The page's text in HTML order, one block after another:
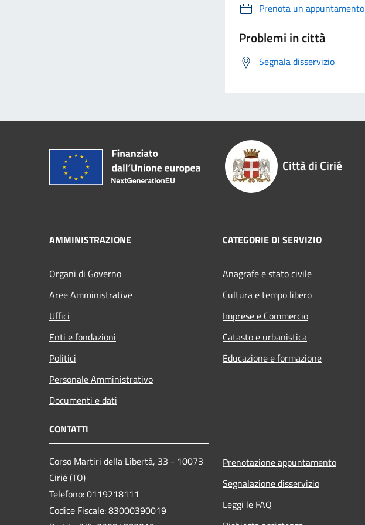
Prenota un appuntamento
Problemi in città
Segnala disservizio
Città di Cirié
AMMINISTRAZIONE
Organi di Governo
Aree Amministrative
Uffici
Enti e fondazioni
Politici
Personale Amministrativo
Documenti e dati
CATEGORIE DI SERVIZIO
Anagrafe e stato civile
Cultura e tempo libero
Imprese e Commercio
Catasto e urbanistica
Educazione e formazione
CONTATTI
Corso Martiri della Libertà, 33 - 10073
Cirié (TO)
Telefono: 0119218111
Codice Fiscale: 83000390019
Prenotazione appuntamento
Segnalazione disservizio
Leggi le FAQ